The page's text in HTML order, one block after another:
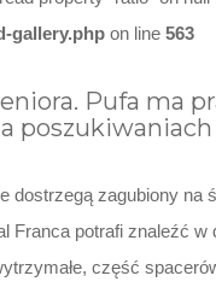
gallery.php on line 563
Pufa ma
dostrzegą zagubiony na
Franca potrafi znaleźć w
część